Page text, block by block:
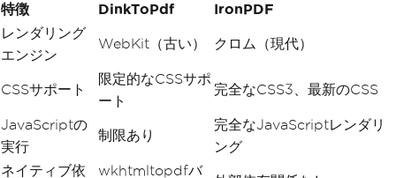
特徴 DinkToPdf
IronPDF
レンダリング
エンジン
WebKit（古い） クロム（現代）
CSSサポート
限定的なCSSサポ
ート
完全なCSS3、最新のCSS
JavaScriptの
実行
制限あり
完全なJavaScriptレンダリ
ング
ネイティブ依
wkhtmltopdfバ